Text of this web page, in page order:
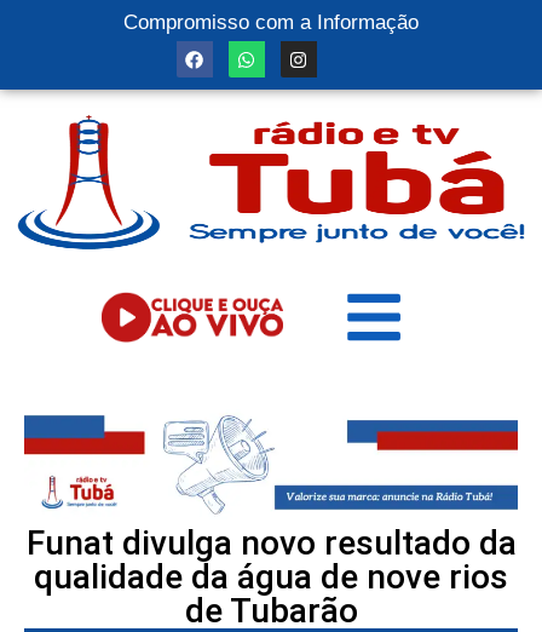
Compromisso com a Informação
Funat divulga novo resultado da
qualidade da água de nove rios
de Tubarão